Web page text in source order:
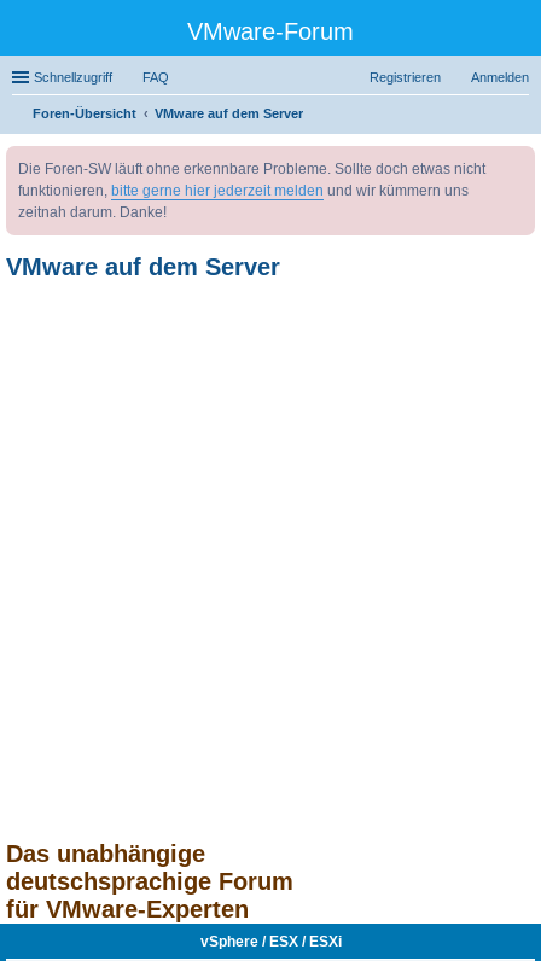
VMware-Forum
Schnellzugriff FAQ Anmelden
Registrieren
Foren-Übersicht
VMware auf dem Server
Die Foren-SW läuft ohne erkennbare Probleme. Sollte doch etwas nicht
funktionieren, bitte gerne hier jederzeit melden und wir kümmern uns
zeitnah darum. Danke!
VMware auf dem Server
Das unabhängige
deutschsprachige Forum
für VMware-Experten
vSphere / ESX / ESXi